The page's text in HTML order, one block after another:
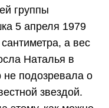
группы
5 апреля 1979
а вес
Наталья в
подозревала о
звездой.